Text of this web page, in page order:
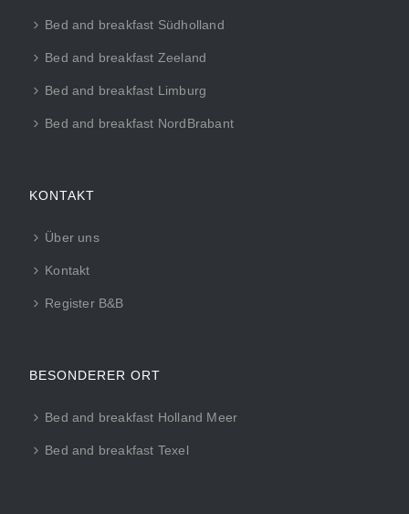
Bed and breakfast Südholland
Bed and breakfast Zeeland
Bed and breakfast Limburg
Bed and breakfast NordBrabant
KONTAKT
Über uns
Kontakt
Register B&B
BESONDERER ORT
Bed and breakfast Holland Meer
Bed and breakfast Texel